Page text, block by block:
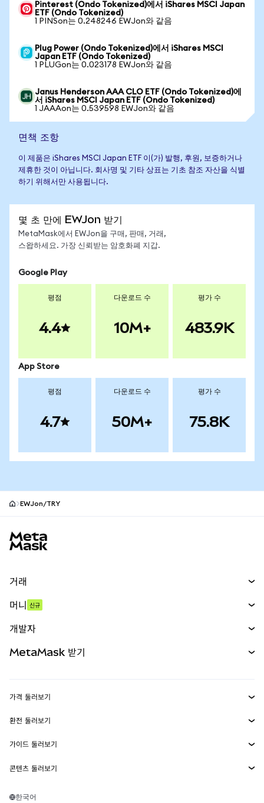
Pinterest (Ondo Tokenized)에서 iShares MSCI Japan
ETF (Ondo Tokenized)
1 PINSon는 0.248246 EWJon와 같음
Plug Power (Ondo Tokenized)에서 iShares MSCI
Japan ETF (Ondo Tokenized)
1 PLUGon는 0.023178 EWJon와 같음
Janus Henderson AAA CLO ETF (Ondo Tokenized)에
서 iShares MSCI Japan ETF (Ondo Tokenized)
1 JAAAon는 0.539598 EWJon와 같음
면책 조항
이 제품은 iShares MSCI Japan ETF 이(가) 발행, 후원, 보증하거나
제휴한 것이 아닙니다. 회사명 및 기타 상표는 기초 참조 자산을 식별
하기 위해서만 사용됩니다.
몇 초 만에 EWJon 받기
MetaMask에서 EWJon을 구매, 판매, 거래,
스왑하세요. 가장 신뢰받는 암호화폐 지갑.
Google Play
평점
4.4
다운로드 수
10M+
평가 수
483.9K
App Store
평점
4.7
다운로드 수
50M+
평가 수
75.8K
EWJon/TRY
거래
무기한 선물
실물자산
머니 신규
개발자
MetaMask Connect
Snaps
웹3 서비스
MetaMask 받기
보안
고객 지원
채용
가격 둘러보기
이더리움 가격
솔라나 가격
테더 가격
환전 둘러보기
ETH를 USD로 환전
USDT를 INR로 환전
가이드 둘러보기
ETH 매수
콘텐츠 둘러보기
솔라나 지갑
한국어